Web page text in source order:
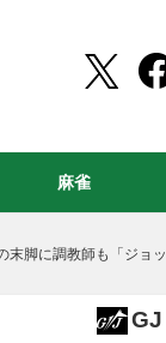
末脚に調教師も「ジョッ
GJ
麻雀